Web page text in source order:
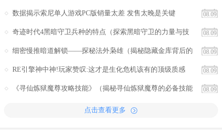
08.09
数据揭示索尼单人游戏PC版销量太差 发售太晚是关键
08.09
奇迹时代4黑暗守卫兵种的特点（探索黑暗守卫的力量与技
08.09
细密慢推暗道解锁——探秘法外枭雄（揭秘隐藏金库背后的
08.09
RE引擎神中神!玩家赞叹:这才是生化危机该有的顶级质感
08.09
《寻仙炼狱魔尊攻略技能》（揭秘寻仙炼狱魔尊的必备技能
点击查看更多